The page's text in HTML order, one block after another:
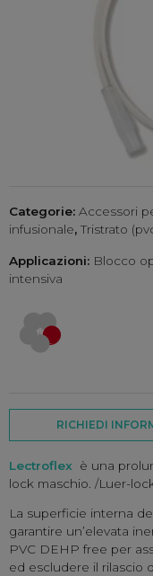
Categorie: Accessori
infusionale, Tristrato
Applicazioni: Blocco
intensiva
RICHIEDI
Lectroflex è una
lock maschio. /Luer-
La superficie interna
garantire un’elevata
PVC DEHP free per
ed escludere il rilascio